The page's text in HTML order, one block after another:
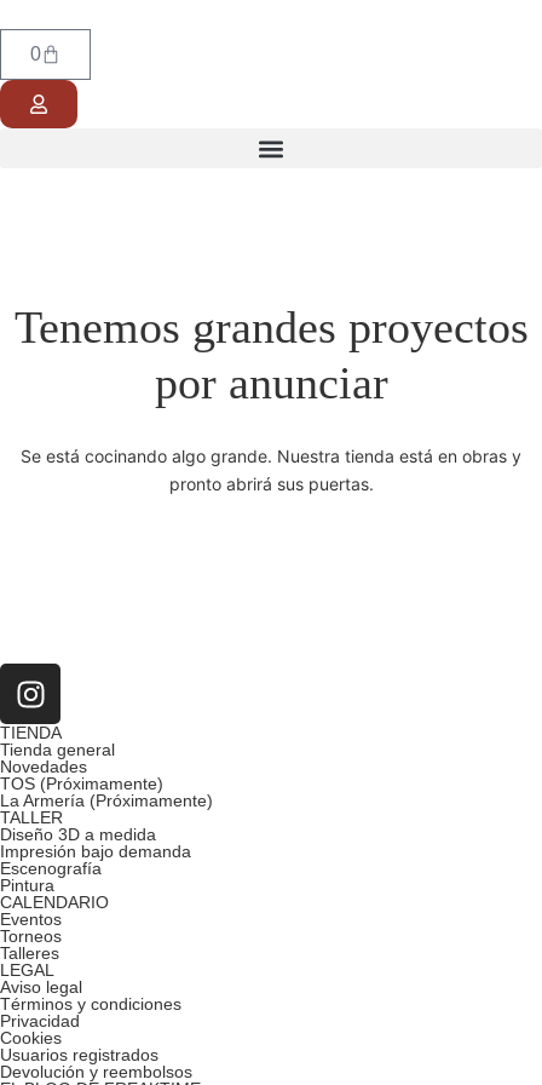
0
Tenemos grandes proyectos
por anunciar
Se está cocinando algo grande. Nuestra tienda está en obras y
pronto abrirá sus puertas.
TIENDA
Tienda general
Novedades
TOS (Próximamente)
La Armería (Próximamente)
TALLER
Diseño 3D a medida
Impresión bajo demanda
Escenografía
Pintura
CALENDARIO
Eventos
Torneos
Talleres
LEGAL
Aviso legal
Términos y condiciones
Privacidad
Cookies
Usuarios registrados
Devolución y reembolsos